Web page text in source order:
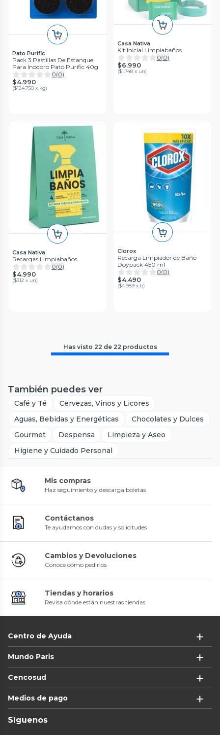
Pato Purific
Pack 3 Pastillas De Estanque
Para Inodoro Pato Purific 40g
0(0)
$4.990
($124.750 x kg)
Casa Nativa
Kit Inicial Limpiabaños
0(0)
$6.990
($1.748 x un)
Casa Nativa
Recargas Limpiabaños
0(0)
$4.990
($312 x un)
Clorox
Recarga Limpiador de Baño
Doypack 450 ml
0(0)
$4.490
($4.989 x lt)
Has visto 22 de 22 productos
También puedes ver
Café y Té
Cervezas, Vinos y Licores
Aguas, Bebidas y Energéticas
Chocolates y Dulces
Gourmet
Despensa
Limpieza y Aseo
Higiene y Cuidado Personal
Mis compras
Haz seguimiento y descarga boletas
Contáctanos
Te ayudamos con dudas y solicitudes
Cambios y Devoluciones
Conoce cómo pedirlos
Tiendas y horarios
Revisa dónde están nuestras tiendas
Centro de Ayuda
Mundo Paris
Cencosud
Medios de pago
Síguenos